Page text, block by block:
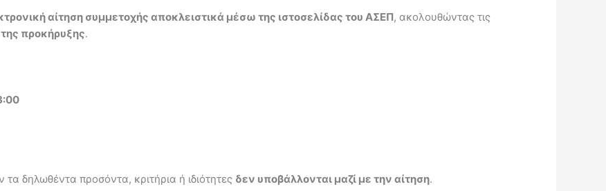
αίτηση συμμετοχής αποκλειστικά μέσω της ιστοσελίδας του ΑΣΕΠ, ακολουθώντας τις
προκήρυξης.
δηλωθέντα προσόντα, κριτήρια ή ιδιότητες δεν υποβάλλονται μαζί με την αίτηση.